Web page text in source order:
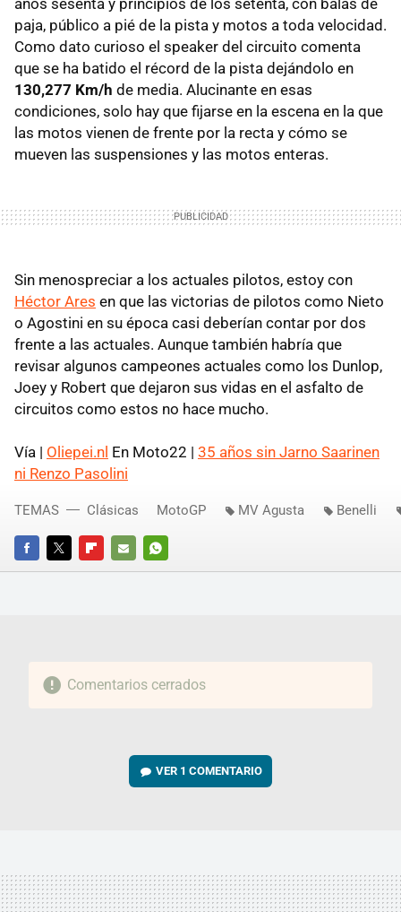
años sesenta y principios de los setenta, con balas de
paja, público a pié de la pista y motos a toda velocidad.
Como dato curioso el speaker del circuito comenta
que se ha batido el récord de la pista dejándolo en
130,277 Km/h de media. Alucinante en esas
condiciones, solo hay que fijarse en la escena en la que
las motos vienen de frente por la recta y cómo se
mueven las suspensiones y las motos enteras.
Sin menospreciar a los actuales pilotos, estoy con
Héctor Ares en que las victorias de pilotos como Nieto
o Agostini en su época casi deberían contar por dos
frente a las actuales. Aunque también habría que
revisar algunos campeones actuales como los Dunlop,
Joey y Robert que dejaron sus vidas en el asfalto de
circuitos como estos no hace mucho.
Vía | Oliepei.nl En Moto22 | 35 años sin Jarno Saarinen
ni Renzo Pasolini
FACEBOOKTWITTERFLIPBOARD
E-
WHATSAPP
TEMAS Clásicas MotoGP MV Agusta Benelli
Comentarios cerrados
VER 1 COMENTARIO